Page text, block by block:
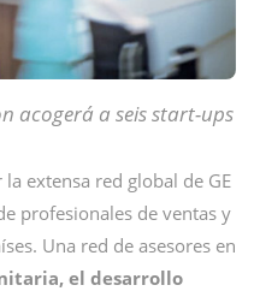
acogerá a seis start-ups
extensa red global de GE
profesionales de ventas y
Una red de asesores en
el desarrollo